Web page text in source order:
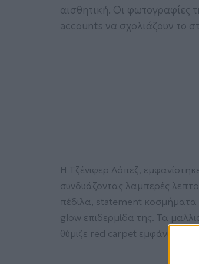
αισθητική. Οι φωτογραφίες
accounts να σχολιάζουν το
Η Τζένιφερ Λόπεζ,
συνδυάζοντας λαμπερές
πέδιλα, statement κοσμήματα
glow επιδερμίδα της. Τα
θύμιζε red carpet εμφάνιση,